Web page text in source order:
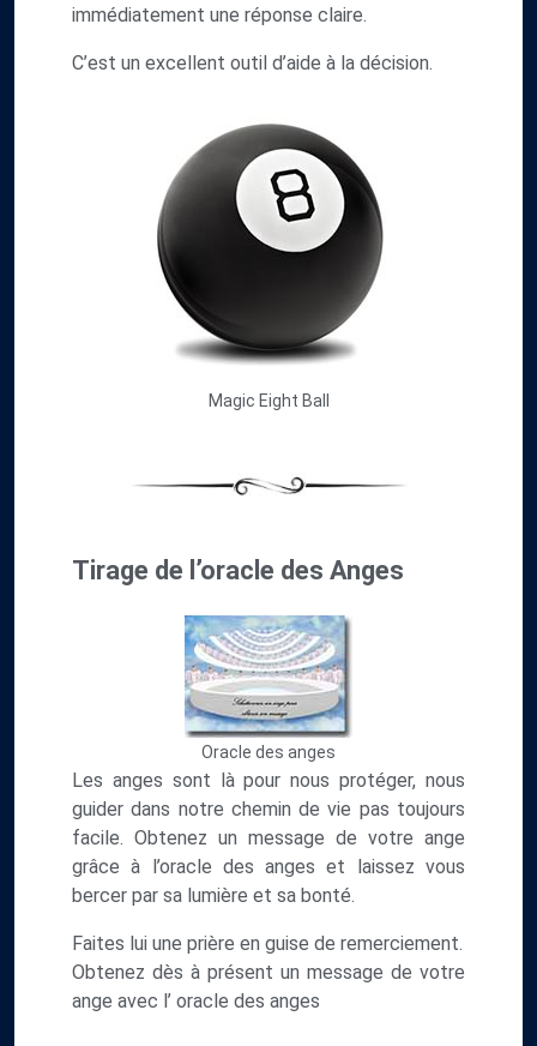
immédiatement une réponse claire.
C’est un excellent outil d’aide à la décision.
Magic Eight Ball
Tirage de l’oracle des Anges
Oracle des anges
Les anges sont là pour nous protéger, nous
guider dans notre chemin de vie pas toujours
facile. Obtenez un message de votre ange
grâce à l’oracle des anges et laissez vous
bercer par sa lumière et sa bonté.
Faites lui une prière en guise de remerciement.
Obtenez dès à présent un message de votre
ange avec l’ oracle des anges